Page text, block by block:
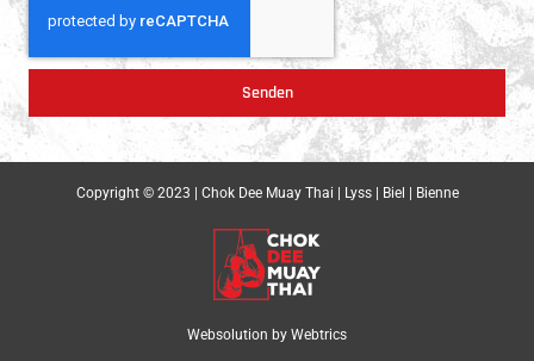
Senden
Copyright © 2023 | Chok Dee Muay Thai | Lyss | Biel | Bienne
Websolution by Webtrics